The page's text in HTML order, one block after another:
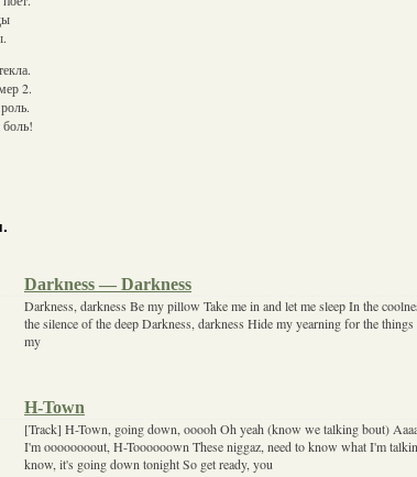
2.
Darkness — Darkness
Darkness, darkness Be my pillow Take me in and let me sleep In the
the silence of the deep Darkness, darkness Hide my yearning for the things
my
H-Town
[Track] H-Town, going down, ooooh Oh yeah (know we talking bout)
I'm oooooooout, H-Toooooown These niggaz, need to know what I'm
know, it's going down tonight So get ready, you